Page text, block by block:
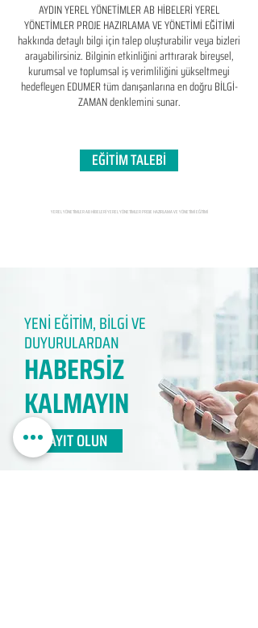
AYDIN YEREL YÖNETİMLER AB HİBELERİ YEREL
YÖNETİMLER PROJE HAZIRLAMA VE YÖNETİMİ EĞİTİMİ
hakkında detaylı bilgi için talep oluşturabilir veya bizleri
arayabilirsiniz. Bilginin etkinliğini arttırarak bireysel,
kurumsal ve toplumsal iş verimliliğini yükseltmeyi
hedefleyen​ EDUMER tüm danışanlarına en doğru BİLGİ-
ZAMAN denklemini sunar.
EĞİTİM TALEBİ
YEREL YÖNETİMLER AB HİBELERİ YEREL YÖNETİMLER PROJE HAZIRLAMA VE YÖNETİMİ EĞİTİMİ
YENİ EĞİTİM, BİLGİ VE
DUYURULARDAN
HABERSİZ
KALMAYIN​
KAYIT OLUN